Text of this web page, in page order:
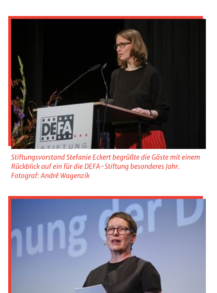
Stiftungsvorstand Stefanie Eckert begrüßte die Gäste mit einem
Rückblick auf ein für die DEFA-Stiftung besonderes Jahr.
Fotograf: André Wagenzik